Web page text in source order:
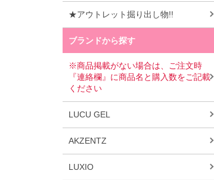
★アウトレット掘り出し物!!
ブランドから探す
※商品掲載がない場合は、ご注文時
『連絡欄』に商品名と購入数をご記載
ください
LUCU GEL
AKZENTZ
LUXIO